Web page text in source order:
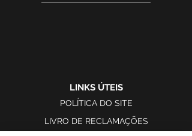
LINKS ÚTEIS
POLÍTICA DO SITE
LIVRO DE RECLAMAÇÕES